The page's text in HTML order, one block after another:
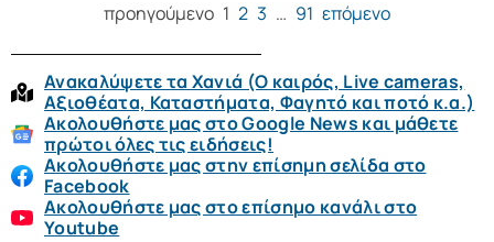
προηγούμενο 1 2 3 … 91 επόμενο
Ανακαλύψετε τα Χανιά (O καιρός, Live cameras,
Αξιοθέατα, Καταστήματα, Φαγητό και ποτό κ.α.)
Ακολουθήστε μας στο Google News και μάθετε
πρώτοι όλες τις ειδήσεις!
Ακολουθήστε μας στην επίσημη σελίδα στο
Facebook
Ακολουθήστε μας στο επίσημο κανάλι στο
Youtube